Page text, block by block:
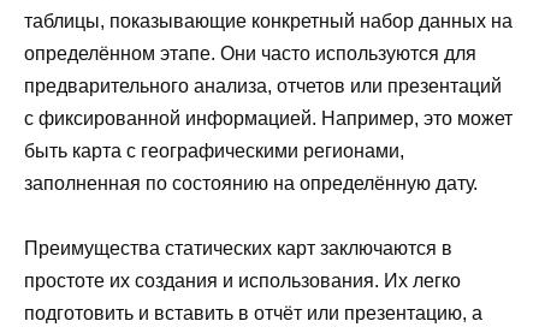
таблицы, показывающие конкретный набор данных на
определённом этапе. Они часто используются для
предварительного анализа, отчетов или презентаций
с фиксированной информацией. Например, это может
быть карта с географическими регионами,
заполненная по состоянию на определённую дату.
Преимущества статических карт заключаются в
простоте их создания и использования. Их легко
подготовить и вставить в отчёт или презентацию, а